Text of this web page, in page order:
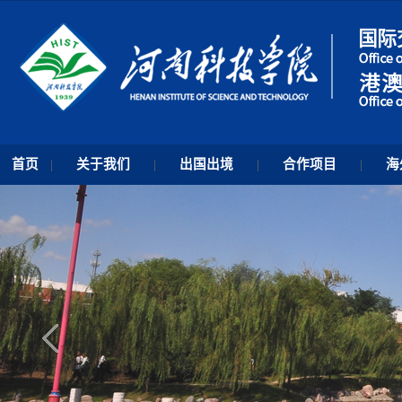
首页 | 关于我们 | 出国出境 | 合作项目 | 海